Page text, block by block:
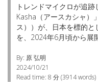
トレンドマイクロが追
Kasha（アースカシャ）
ス））が、日本を標的
を、2024年6月頃から展
By: 原 弘明
2024/10/21
Read time: 8 分(3914words)